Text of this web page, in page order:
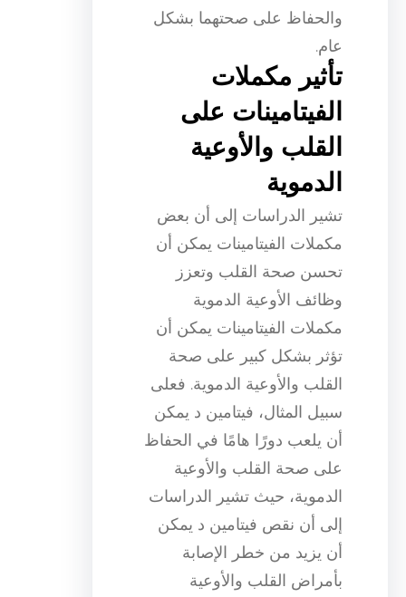
والحفاظ على صحتهما بشكل
عام.
تأثير مكملات
الفيتامينات على
القلب والأوعية
الدموية
تشير الدراسات إلى أن بعض
مكملات الفيتامينات يمكن أن
تحسن صحة القلب وتعزز
وظائف الأوعية الدموية
مكملات الفيتامينات يمكن أن
تؤثر بشكل كبير على صحة
القلب والأوعية الدموية. فعلى
سبيل المثال، فيتامين د يمكن
أن يلعب دورًا هامًا في الحفاظ
على صحة القلب والأوعية
الدموية، حيث تشير الدراسات
إلى أن نقص فيتامين د يمكن
أن يزيد من خطر الإصابة
بأمراض القلب والأوعية